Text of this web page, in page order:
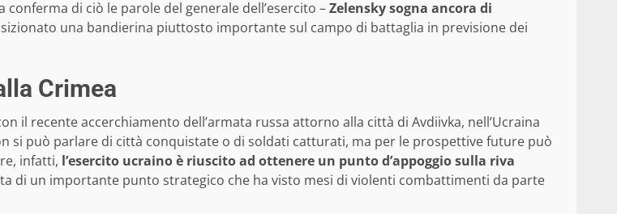
di ciò le parole del generale dell’esercito –Zelensky sogna ancora di
una bandierina piuttosto importante sul campo di battaglia in previsione dei
Crimea
il recente accerchiamento dell’armata russa attorno alla città di Avdiivka, nell’Ucraina
si può parlare di città conquistate o di soldati catturati, ma per le prospettive future può
infatti, l’esercito ucraino è riuscito ad ottenere un punto d’appoggio sulla riva
di un importante punto strategico che ha visto mesi di violenti combattimenti da parte